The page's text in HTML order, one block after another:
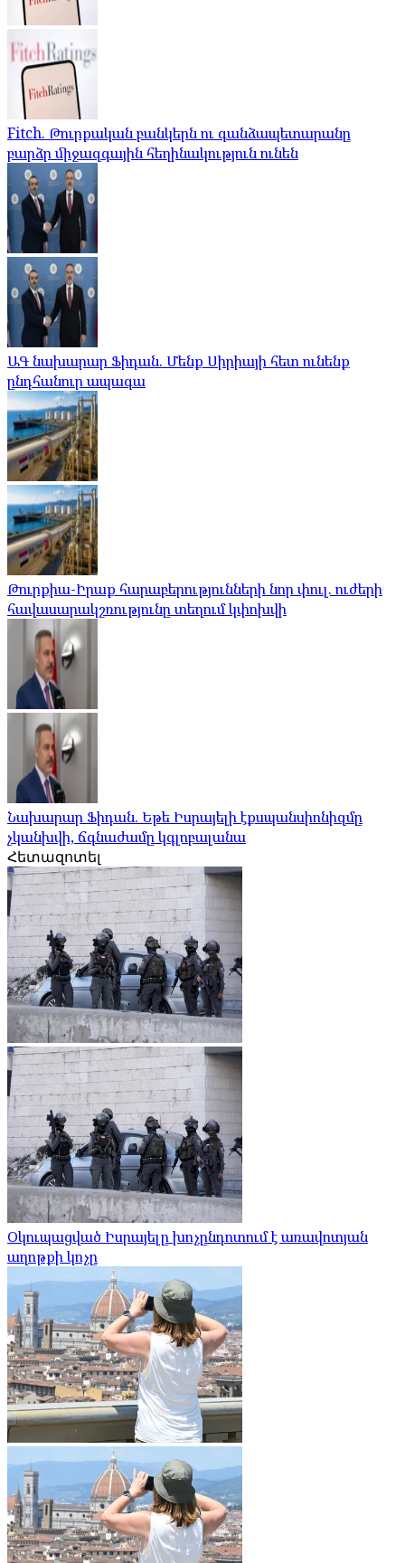
Fitch. Թուրքական բանկերն ու գանձապետարանը
բարձր միջազգային հեղինակություն ունեն
ԱԳ նախարար Ֆիդան. Մենք Սիրիայի հետ ունենք
ընդհանուր ապագա
Թուրքիա-Իրաք հարաբերությունների նոր փուլ. ուժերի
հավասարակշռությունը տեղում կփոխվի
Նախարար Ֆիդան. Եթե Իսրայելի էքսպանսիոնիզմը
չկանխվի, ճգնաժամը կգլոբալանա
Հետազոտել
Օկուպացված Իսրայելը խոչընդոտում է առավոտյան
աղոթքի կոչը